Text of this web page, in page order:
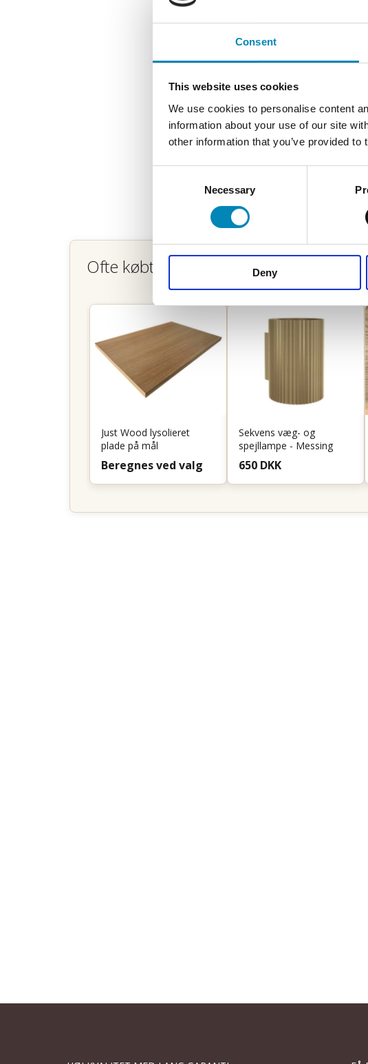
Consent
This website uses cookies
We use cookies to personalise content
information about your use of our site
other information that you’ve provided
Necessary
Deny
Ofte købt sammen
Just Wood lysolieret
plade på mål
Beregnes ved valg
Sekvens væg- og
spejllampe - Messing
650 DKK